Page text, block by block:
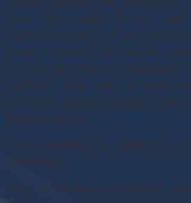
csak úgy vagy. Annak meg
elgondolkoztam, és azt
valami. Nyilván nem ennyire
de volt egy olyan fordulópont
rájöttem, hogy nincs értelme
Onnantól kezdve egyszer csak
amilyen vagyok
– a családom, a szüleim, a
rokonaim.”
Heni azt mondja, a Sugarloaf